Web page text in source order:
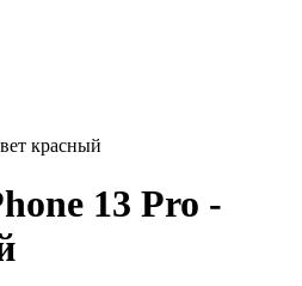
красный
13 Pro -